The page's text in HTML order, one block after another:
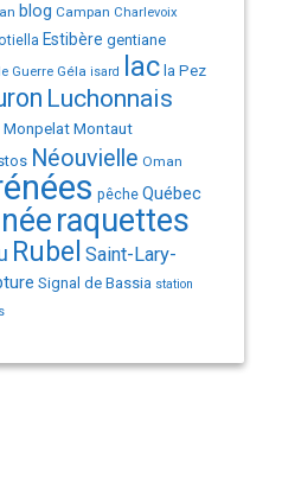
blog Campan Charlevoix
Estibère gentiane
Guerre Géla isard lac la Pez
Luchonnais
MonpelatMontaut
Néouvielle Oman
pêche Québec
raquettes
Rubel Saint-Lary-
Signal de Bassia station